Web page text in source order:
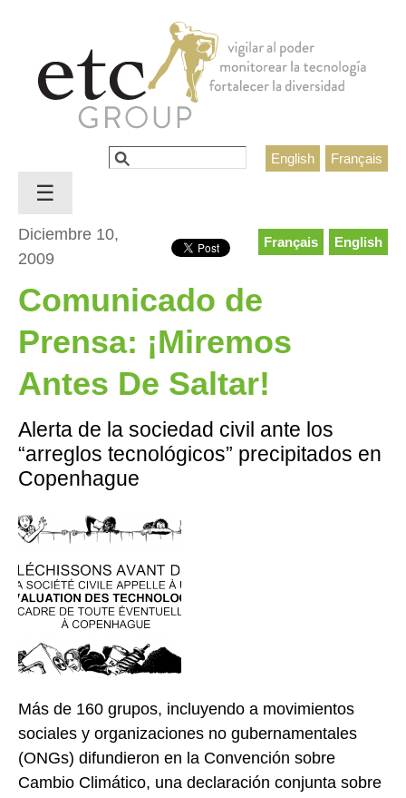
Français
English
Formulario de búsqueda
Buscar
English
Français
Diciembre 10,
2009
Comunicado de
Prensa: ¡Miremos
Antes De Saltar!
Alerta de la sociedad civil ante los
“arreglos tecnológicos” precipitados en
Copenhague
Más de 160 grupos, incluyendo a movimientos
sociales y organizaciones no gubernamentales
(ONGs) difundieron en la Convención sobre
Cambio Climático, una declaración conjunta sobre
☰